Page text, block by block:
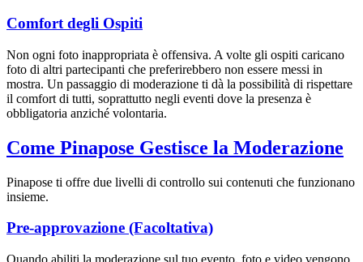
Comfort degli Ospiti
Non ogni foto inappropriata è offensiva. A volte gli ospiti caricano
foto di altri partecipanti che preferirebbero non essere messi in
mostra. Un passaggio di moderazione ti dà la possibilità di rispettare
il comfort di tutti, soprattutto negli eventi dove la presenza è
obbligatoria anziché volontaria.
Come Pinapose Gestisce la Moderazione
Pinapose ti offre due livelli di controllo sui contenuti che funzionano
insieme.
Pre-approvazione (Facoltativa)
Quando abiliti la moderazione sul tuo evento, foto e video vengono